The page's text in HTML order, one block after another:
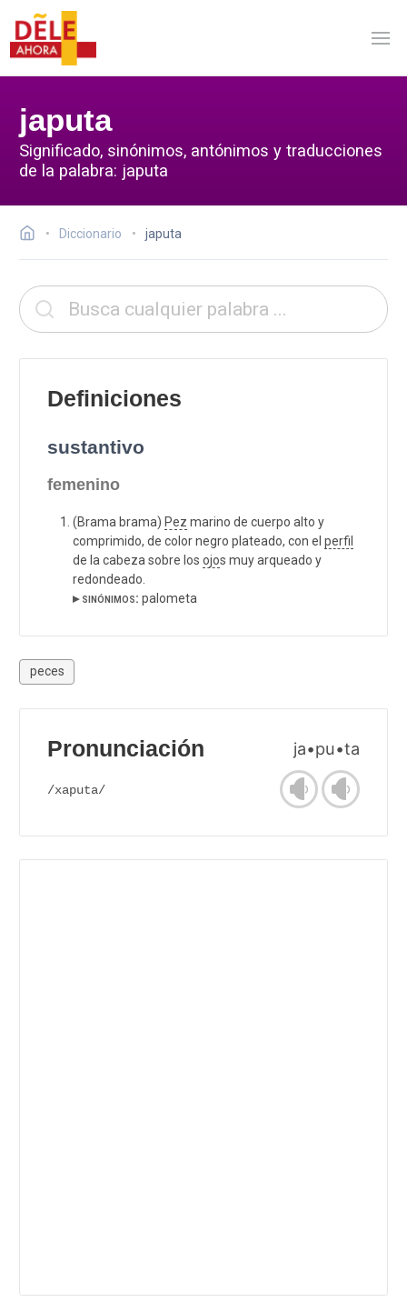
japuta
Significado, sinónimos, antónimos y traducciones
de la palabra: japuta
Diccionario japuta
Definiciones
sustantivo
femenino
(Brama brama) Pez marino de cuerpo alto y
comprimido, de color negro plateado, con el perfil
de la cabeza sobre los ojos muy arqueado y
redondeado.
▸ sinónimos: palometa
peces
Pronunciación ja•pu•ta
/xaputa/